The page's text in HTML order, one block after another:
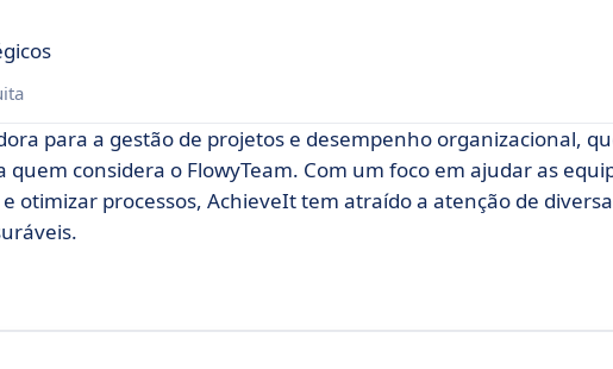
para a gestão de projetos e desempenho organizacional,
considera o FlowyTeam. Com um foco em ajudar as
otimizar processos, AchieveIt tem atraído a atenção de